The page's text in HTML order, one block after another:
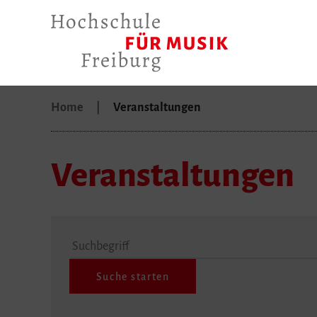
Home Veranstaltungen
Veranstaltungen
Suchbegriff